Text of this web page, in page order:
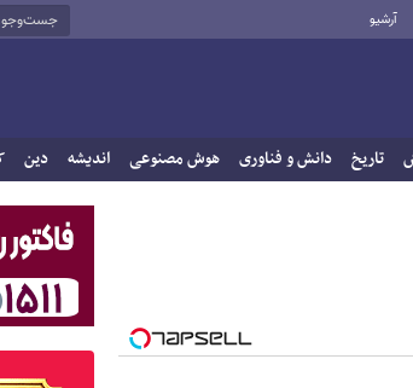
آرشیو
تاریخ دانش و فناوری هوش مصنوعی اندیشه دین